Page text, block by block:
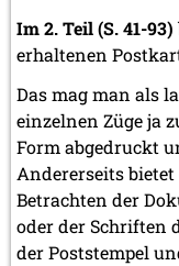
Im 2. Teil (S. 41-93)
erhaltenen
Das mag man als
einzelnen Züge ja
Form abgedruckt
Andererseits
Betrachten der
oder der Schriften
der Poststempel